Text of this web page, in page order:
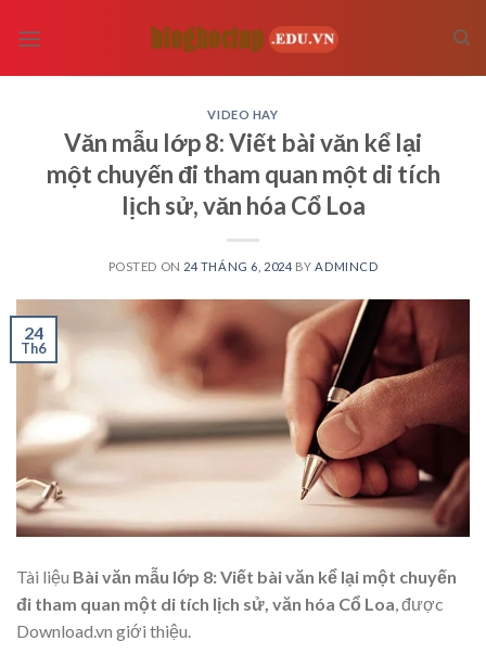
VIDEO HAY
Văn mẫu lớp 8: Viết bài văn kể lại
một chuyến đi tham quan một di tích
lịch sử, văn hóa Cổ Loa
POSTED ON 24 THÁNG 6, 2024 BY ADMINCD
24
Th6
Tài liệu Bài văn mẫu lớp 8: Viết bài văn kể lại một chuyến
đi tham quan một di tích lịch sử, văn hóa Cổ Loa , được
Download.vn giới thiệu.